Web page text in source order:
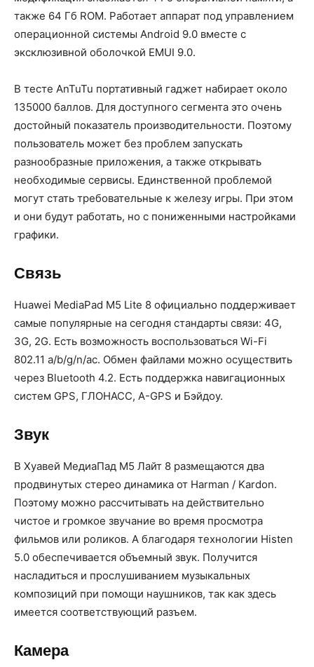
также 64 Гб ROM. Работает аппарат под управлением
операционной системы Android 9.0 вместе с
эксклюзивной оболочкой EMUI 9.0.
В тесте AnTuTu портативный гаджет набирает около
135000 баллов. Для доступного сегмента это очень
достойный показатель производительности. Поэтому
пользователь может без проблем запускать
разнообразные приложения, а также открывать
необходимые сервисы. Единственной проблемой
могут стать требовательные к железу игры. При этом
и они будут работать, но с пониженными настройками
графики.
Связь
Huawei MediaPad M5 Lite 8 официально поддерживает
самые популярные на сегодня стандарты связи: 4G,
3G, 2G. Есть возможность воспользоваться Wi-Fi
802.11 a/b/g/n/ac. Обмен файлами можно осуществить
через Bluetooth 4.2. Есть поддержка навигационных
систем GPS, ГЛОНАСС, A-GPS и Бэйдоу.
Звук
В Хуавей МедиаПад М5 Лайт 8 размещаются два
продвинутых стерео динамика от Harman / Kardon.
Поэтому можно рассчитывать на действительно
чистое и громкое звучание во время просмотра
фильмов или роликов. А благодаря технологии Histen
5.0 обеспечивается объемный звук. Получится
насладиться и прослушиванием музыкальных
композиций при помощи наушников, так как здесь
имеется соответствующий разъем.
Камера